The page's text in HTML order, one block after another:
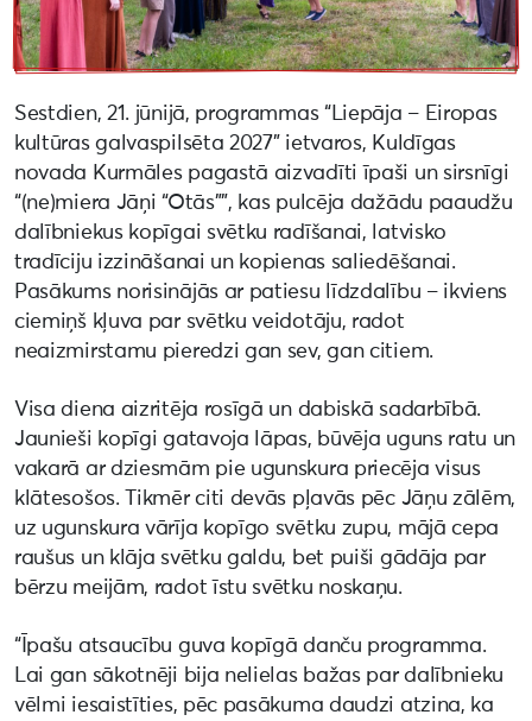
Sestdien, 21. jūnijā, programmas “Liepāja – Eiropas
kultūras galvaspilsēta 2027” ietvaros, Kuldīgas
novada Kurmāles pagastā aizvadīti īpaši un sirsnīgi
“(ne)miera Jāņi “Otās””, kas pulcēja dažādu paaudžu
dalībniekus kopīgai svētku radīšanai, latvisko
tradīciju izzināšanai un kopienas saliedēšanai.
Pasākums norisinājās ar patiesu līdzdalību – ikviens
ciemiņš kļuva par svētku veidotāju, radot
neaizmirstamu pieredzi gan sev, gan citiem.
Visa diena aizritēja rosīgā un dabiskā sadarbībā.
Jaunieši kopīgi gatavoja lāpas, būvēja uguns ratu un
vakarā ar dziesmām pie ugunskura priecēja visus
klātesošos. Tikmēr citi devās pļavās pēc Jāņu zālēm,
uz ugunskura vārīja kopīgo svētku zupu, mājā cepa
raušus un klāja svētku galdu, bet puiši gādāja par
bērzu meijām, radot īstu svētku noskaņu.
“Īpašu atsaucību guva kopīgā danču programma.
Lai gan sākotnēji bija nelielas bažas par dalībnieku
vēlmi iesaistīties, pēc pasākuma daudzi atzina, ka